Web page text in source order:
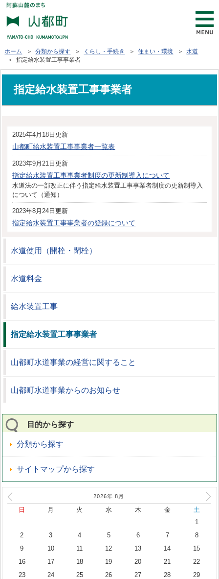
ホーム ＞分類から探す ＞ くらし・手続き ＞住まい・環境 ＞水道
＞ 指定給水装置工事事業者
指定給水装置工事事業者
2025年4月18日更新
山都町給水装置工事事業者一覧表
2023年9月21日更新
指定給水装置工事事業者制度の更新制導入について
水道法の一部改正に伴う指定給水装置工事事業者制度の更新制導入
について（通知）
2023年8月24日更新
指定給水装置工事事業者の登録について
水道使用（開栓・閉栓）
水道料金
給水装置工事
指定給水装置工事事業者
山都町水道事業の経営に関すること
山都町水道事業からのお知らせ
目的から探す
分類から探す
サイトマップから探す
2026年 8 月
日 月 火 水 木 金
土
1
2
3 4 5 6 7
8
9
10 11 12 13 14
15
16
17 18 19 20 21
22
23
24 25 26 27 28
29